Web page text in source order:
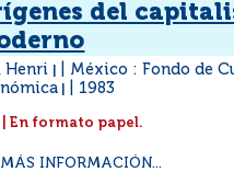
del
Henri
México : Fondo de
1983
| En formato papel.
MÁS INFORMACIÓN...